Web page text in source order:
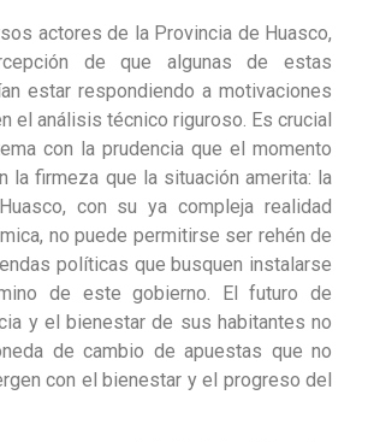
actores de la Provincia de Huasco,
de que algunas de estas
estar respondiendo a motivaciones
el análisis técnico riguroso. Es crucial
con la prudencia que el momento
la firmeza que la situación amerita: la
con su ya compleja realidad
no puede permitirse ser rehén de
políticas que busquen instalarse
de este gobierno. El futuro de
y el bienestar de sus habitantes no
de cambio de apuestas que no
con el bienestar y el progreso del